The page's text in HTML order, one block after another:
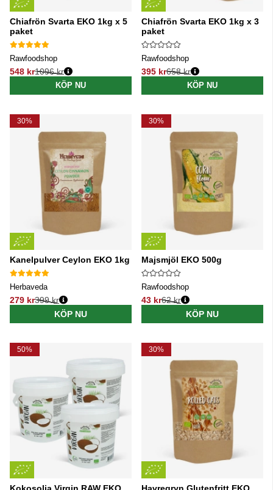
Chiafrön Svarta EKO 1kg x 5
paket
Rawfoodshop
548 kr
Ordinarie pris:
1096 kr
KÖP NU
Chiafrön Svarta EKO 1kg x 3
paket
Rawfoodshop
395 kr
Ordinarie pris:
658 kr
KÖP NU
30%
Kanelpulver Ceylon EKO 1kg
Herbaveda
279 kr
Ordinarie pris:
399 kr
KÖP NU
30%
Majsmjöl EKO 500g
Rawfoodshop
43 kr
Ordinarie pris:
62 kr
KÖP NU
50% 30%